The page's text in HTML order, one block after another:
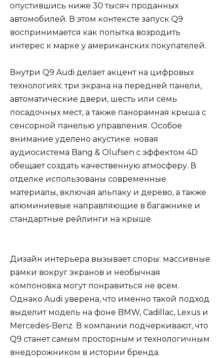
опустившись ниже 30 тысяч проданных
автомобилей. В этом контексте запуск Q9
воспринимается как попытка возродить
интерес к марке у американских покупателей.
Внутри Q9 Audi делает акцент на цифровых
технологиях: три экрана на передней панели,
автоматические двери, шесть или семь
посадочных мест, а также панорамная крыша с
сенсорной панелью управления. Особое
внимание уделено акустике: новая
аудиосистема Bang & Olufsen с эффектом 4D
обещает создать качественную атмосферу. В
отделке использованы современные
материалы, включая альпаку и дерево, а также
алюминиевые направляющие в багажнике и
стандартные рейлинги на крыше.
Дизайн интерьера вызывает споры: массивные
рамки вокруг экранов и необычная
компоновка могут понравиться не всем.
Однако Audi уверена, что именно такой подход
выделит модель на фоне BMW, Cadillac, Lexus и
Mercedes-Benz. В компании подчеркивают, что
Q9 станет самым просторным и технологичным
внедорожником в истории бренда.